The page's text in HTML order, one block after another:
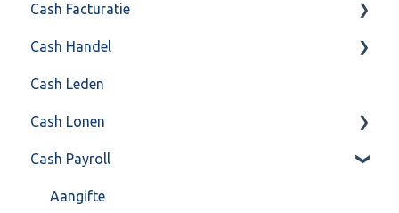
API 4.0 (REST API)
Cash Facturatie
Factureren
Instellingen
Algemeen
Formulierlayout
Cash Handel
Inkoop
Verkoop
Voorraad
Overig
Cash Leden
Cash Lonen
Algemeen
Inrichting
Cash Payroll
Aangifte